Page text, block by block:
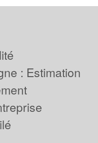
: Estimation